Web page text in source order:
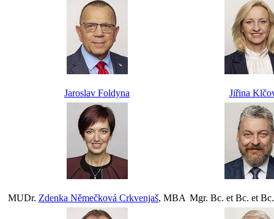
Jaroslav Foldyna Jiřina
MUDr. Zdenka Němečková Crkvenjaš, MBA Mgr. Bc. et Bc. et